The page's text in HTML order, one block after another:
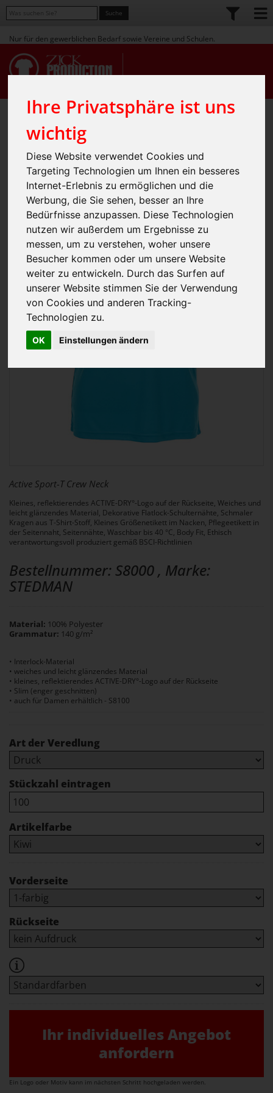
Ihre Privatsphäre ist uns
wichtig
Diese Website verwendet Cookies und
Targeting Technologien um Ihnen ein besseres
Internet-Erlebnis zu ermöglichen und die
Werbung, die Sie sehen, besser an Ihre
Bedürfnisse anzupassen. Diese Technologien
nutzen wir außerdem um Ergebnisse zu
messen, um zu verstehen, woher unsere
Besucher kommen oder um unsere Website
weiter zu entwickeln. Durch das Surfen auf
unserer Website stimmen Sie der Verwendung
von Cookies und anderen Tracking-
Technologien zu.
OK Einstellungen ändern
Nur für den gewerblichen Bedarf sowie Vereine und Schulen.
Home»Shop »Bekleidung» Sportswear
Active Sport-T Crew Neck
Active Sport-T Crew Neck
Kleines, reflektierendes ACTIVE-DRY°-Logo auf der Rückseite, Weiches und
leicht glänzendes Material, Dekorative Flatlock-Schulternähte, Schmaler
Kragen aus T-Shirt-Stoff, Kleines Größenetikett im Nacken, Pflegeetikett in
der Seitennaht, Seitennähte, Waschbar bis 40 °C, Body Fit, Ethisch
verantwortungsvoll produziert gemäß BSCI-Richtlinien
Bestellnummer: S8000 , Marke:
STEDMAN
Material: 100% Polyester
Grammatur: 140 g/m²
• Interlock-Material
• weiches und leicht glänzendes Material
• kleines, reflektierendes ACTIVE-DRY°-Logo auf der Rückseite
• Slim (enger geschnitten)
• auch für Damen erhältlich - S8100
Art der Veredlung
Stückzahl eintragen
Artikelfarbe
Vorderseite
Rückseite
Ihr individuelles Angebot
anfordern
Ein Logo oder Motiv kann im nächsten Schritt hochgeladen werden.